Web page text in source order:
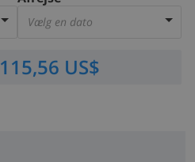
Vælg en dato
115,56 US$